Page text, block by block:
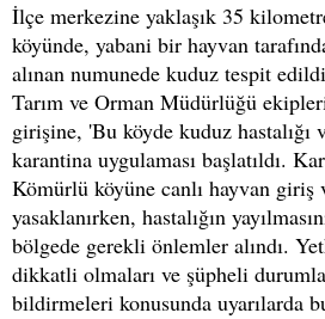
İlçe merkezine yaklaşık 35
köyünde, yabani bir hayvan
alınan numunede kuduz tespit
Tarım ve Orman Müdürlüğü
girişine, 'Bu köyde kuduz hastalığı
karantina uygulaması başlatıldı.
Kömürlü köyüne canlı hayvan giriş
yasaklanırken, hastalığın
bölgede gerekli önlemler alındı.
dikkatli olmaları ve şüpheli
bildirmeleri konusunda uyarılarda